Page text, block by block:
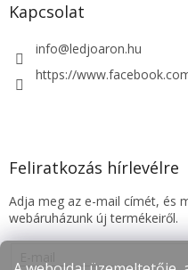
Kapcsolat
info@ledjoaron.hu
https://
Feliratkozás hírlevélre
Adja meg az e-mail címét, és
webáruházunk új termékeiről.